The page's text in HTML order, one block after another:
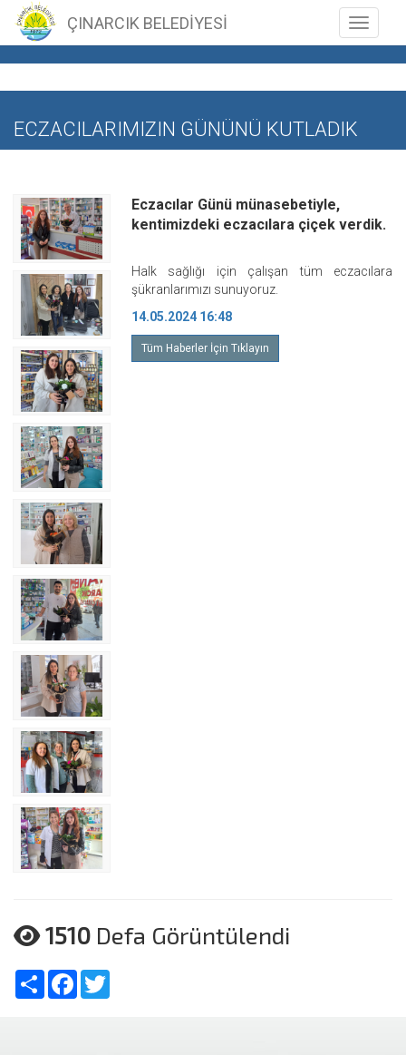
Toggle
ÇINARCIK BELEDİYESİ
ECZACILARIMIZIN GÜNÜNÜ KUTLADIK
Eczacılar Günü münasebetiyle,
kentimizdeki eczacılara çiçek verdik.
Halk sağlığı için çalışan tüm eczacılara
şükranlarımızı sunuyoruz.
14.05.2024 16:48
Tüm Haberler İçin Tıklayın
1510 Defa Görüntülendi
Share Facebook